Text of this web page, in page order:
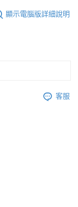
顯示電腦版詳細說明
客服